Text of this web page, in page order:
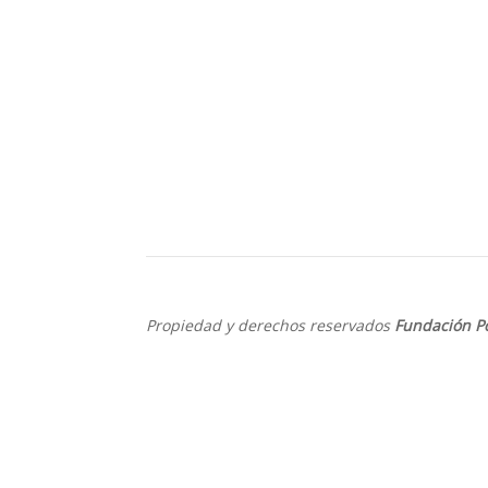
Propiedad y derechos reservados Fundación